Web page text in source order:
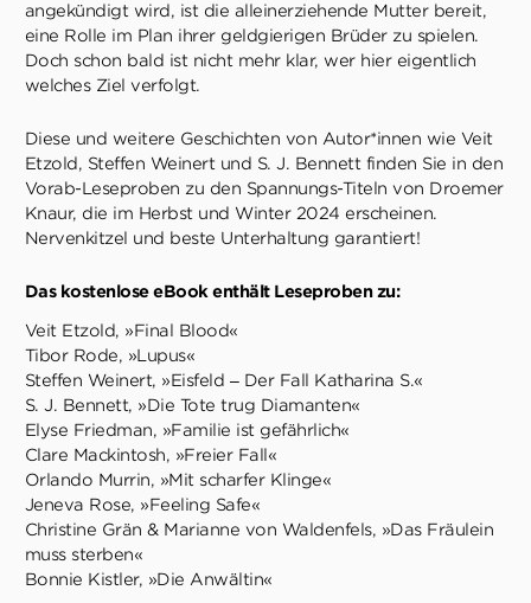
angekündigt wird, ist die alleinerziehende Mutter bereit,
eine Rolle im Plan ihrer geldgierigen Brüder zu spielen.
Doch schon bald ist nicht mehr klar, wer hier eigentlich
welches Ziel verfolgt.
Diese und weitere Geschichten von Autor*innen wie Veit
Etzold, Steffen Weinert und S. J. Bennett finden Sie in den
Vorab-Leseproben zu den Spannungs-Titeln von Droemer
Knaur, die im Herbst und Winter 2024 erscheinen.
Nervenkitzel und beste Unterhaltung garantiert!
Das kostenlose eBook enthält Leseproben zu:
Veit Etzold, »Final Blood«
Tibor Rode, »Lupus«
Steffen Weinert, »Eisfeld – Der Fall Katharina S.«
S. J. Bennett, »Die Tote trug Diamanten«
Elyse Friedman, »Familie ist gefährlich«
Clare Mackintosh, »Freier Fall«
Orlando Murrin, »Mit scharfer Klinge«
Jeneva Rose, »Feeling Safe«
Christine Grän & Marianne von Waldenfels, »Das Fräulein
muss sterben«
Bonnie Kistler, »Die Anwältin«